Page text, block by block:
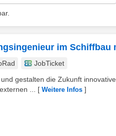
im Schiffbau
JobTicket
gestalten die Zukunft
...
[ Weitere Infos ]